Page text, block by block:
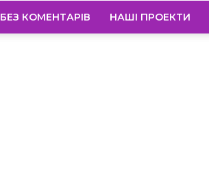
БЕЗ КОМЕНТАРІВ НАШІ ПРОЕКТИ